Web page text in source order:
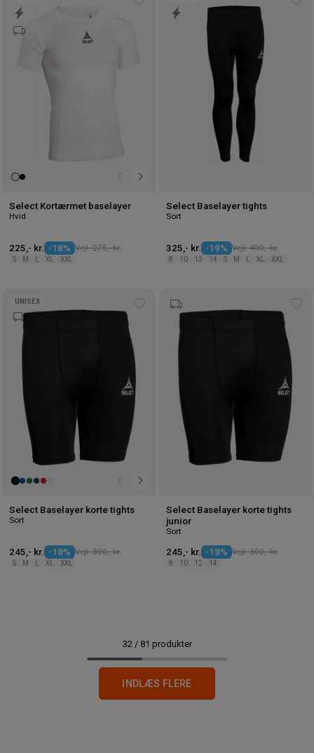
Select Kortærmet baselayer
Hvid
225,- kr. -18% Vejl. 275,- kr.
S M XL XXL
Select Baselayer tights
Sort
325,- kr. -19% Vejl. 400,- kr.
8 10 12 14 S M XL XXL
ønskeliste
UNISEX
Select Baselayer korte tights
Sort
245,- kr. -18% Vejl. 300,- kr.
S M XL XXL
Select Baselayer korte tights
junior
Sort
245,- kr. -18% Vejl. 300,- kr.
8 10 12 14
32 / 81 produkter
INDLÆS FLERE